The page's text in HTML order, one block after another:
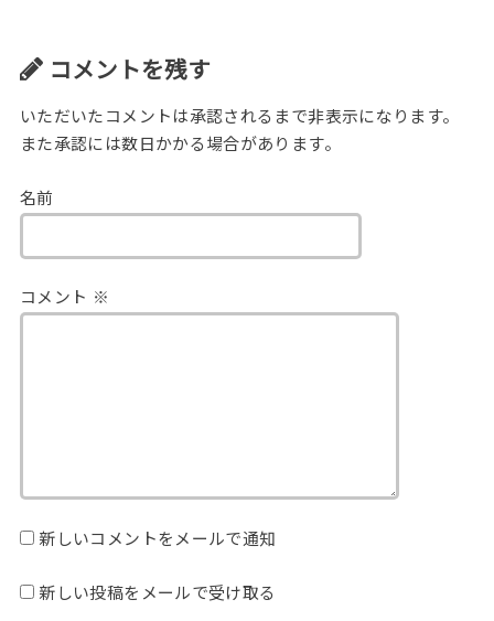
コメントを残す
いただいたコメントは承認されるまで非表示になります。
また承認には数日かかる場合があります。
名前
コメント ※
新しいコメントをメールで通知
新しい投稿をメールで受け取る